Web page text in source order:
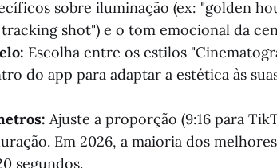
sobre iluminação (ex: "golden
shot") e o tom emocional da
Escolha entre os estilos
do app para adaptar a estética às
Ajuste a proporção (9:16 para
Em 2026, a maioria dos
segundos.